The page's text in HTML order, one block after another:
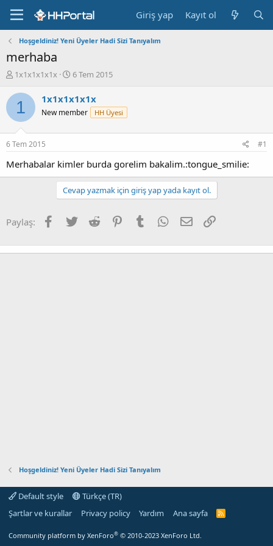
Giriş yap Kayıt ol
Hoşgeldiniz! Yeni Üyeler Hadi Sizi Tanıyalım
merhaba
K
n
b
u
u
b
a
n
1x1x1x1x1x
B
ş
a
ç
a
r
h
i
6 Tem 2015
1 1x1x1x1x1x
New member HH Üyesi
6 Tem 2015 #1
Merhabalar kimler burda gorelim bakalim.:tongue_smilie:
Cevap yazmak için giriş yap yada kayıt ol.
Paylaş: Facebook
Twitter Reddit PinterestTumblr WhatsApp
E-posta
Hoşgeldiniz! Yeni Üyeler Hadi Sizi Tanıyalım
Default style
Türkçe (TR)
Şartlar ve kurallar
Privacy policy Yardım Ana sayfa
R
Community platform by XenForo® © 2010-2023 XenForo Ltd.